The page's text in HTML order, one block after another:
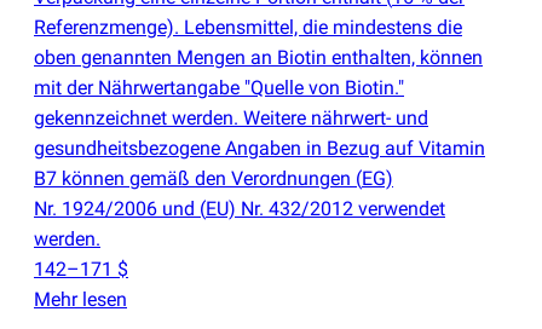
Referenzmenge). Lebensmittel, die mindestens die
oben genannten Mengen an Biotin enthalten, können
mit der Nährwertangabe "Quelle von Biotin."
gekennzeichnet werden. Weitere nährwert- und
gesundheitsbezogene Angaben in Bezug auf Vitamin
B7 können gemäß den Verordnungen (EG)
Nr. 1924/2006 und (EU) Nr. 432/2012 verwendet
werden.
142–171 $
Mehr lesen